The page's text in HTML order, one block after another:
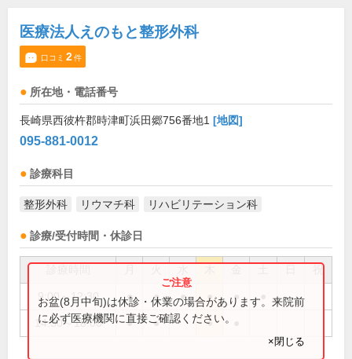
医療法人えのもと整形外科
口コミ 2件
所在地・電話番号
長崎県西彼杵郡時津町浜田郷756番地1 [地図]
095-881-0012
診療科目
整形外科 リウマチ科 リハビリテーション科
診療/受付時間・休診日
祝
9:00～12:30 ● ● ● ● ●
14:30～18:00 ● ● ●
お盆(8月中旬)は休診・休業の場合があります。来院前
に必ず医療機関に直接ご確認ください。
×閉じる